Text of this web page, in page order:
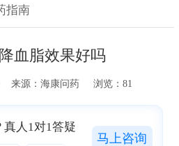
指南
血脂效果好吗
来源：海康问药 浏览：81
真人1对1答疑
马上咨询